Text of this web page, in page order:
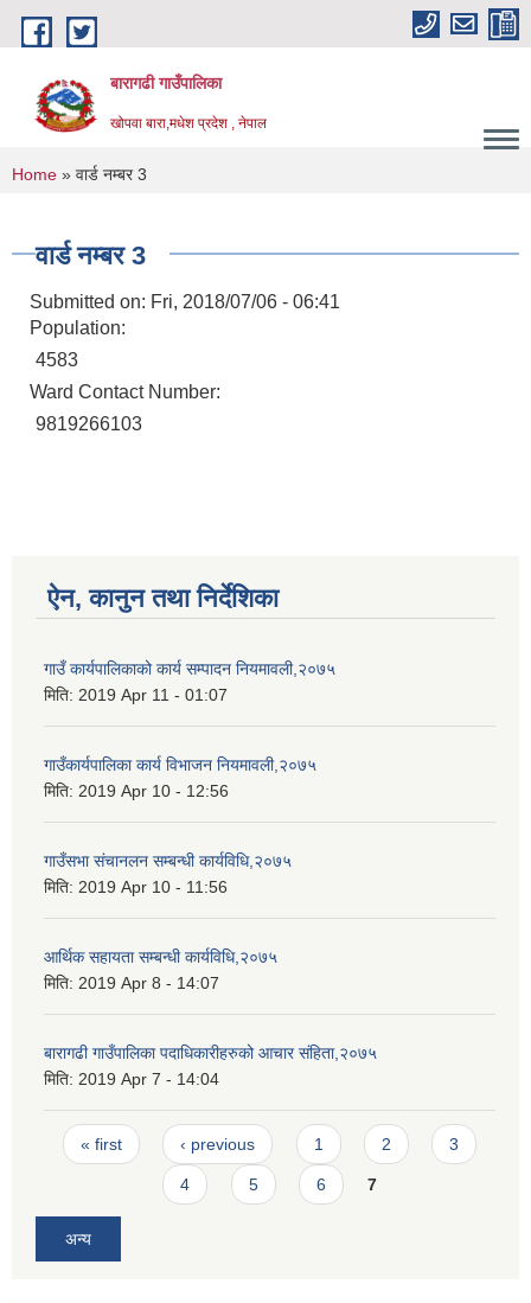
Skip to main content
बारागढी गाउँपालिका
खोपवा बारा,मधेश प्रदेश , नेपाल
You are here
Home » वार्ड नम्बर 3
वार्ड नम्बर 3
Submitted on: Fri, 2018/07/06 - 06:41
Population:
4583
Ward Contact Number:
9819266103
ऐन, कानुन तथा निर्देशिका
गाउँ कार्यपालिकाको कार्य सम्पादन नियमावली,२०७५
मिति: 2019 Apr 11 - 01:07
गाउँकार्यपालिका कार्य विभाजन नियमावली,२०७५
मिति: 2019 Apr 10 - 12:56
गाउँसभा संचानलन सम्बन्धी कार्यविधि,२०७५
मिति: 2019 Apr 10 - 11:56
आर्थिक सहायता सम्बन्धी कार्यविधि,२०७५
मिति: 2019 Apr 8 - 14:07
बारागढी गाउँपालिका पदाधिकारीहरुको आचार संहिता,२०७५
मिति: 2019 Apr 7 - 14:04
Pages
« first ‹ previous 1 2 3
4 5 6 7
अन्य